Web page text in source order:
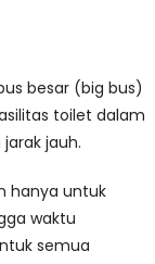
besar (big bus)
toilet dalam
jauh.
hanya untuk
waktu
semua